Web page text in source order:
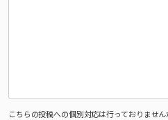
こちらの投稿への個別対応は行っておりませ